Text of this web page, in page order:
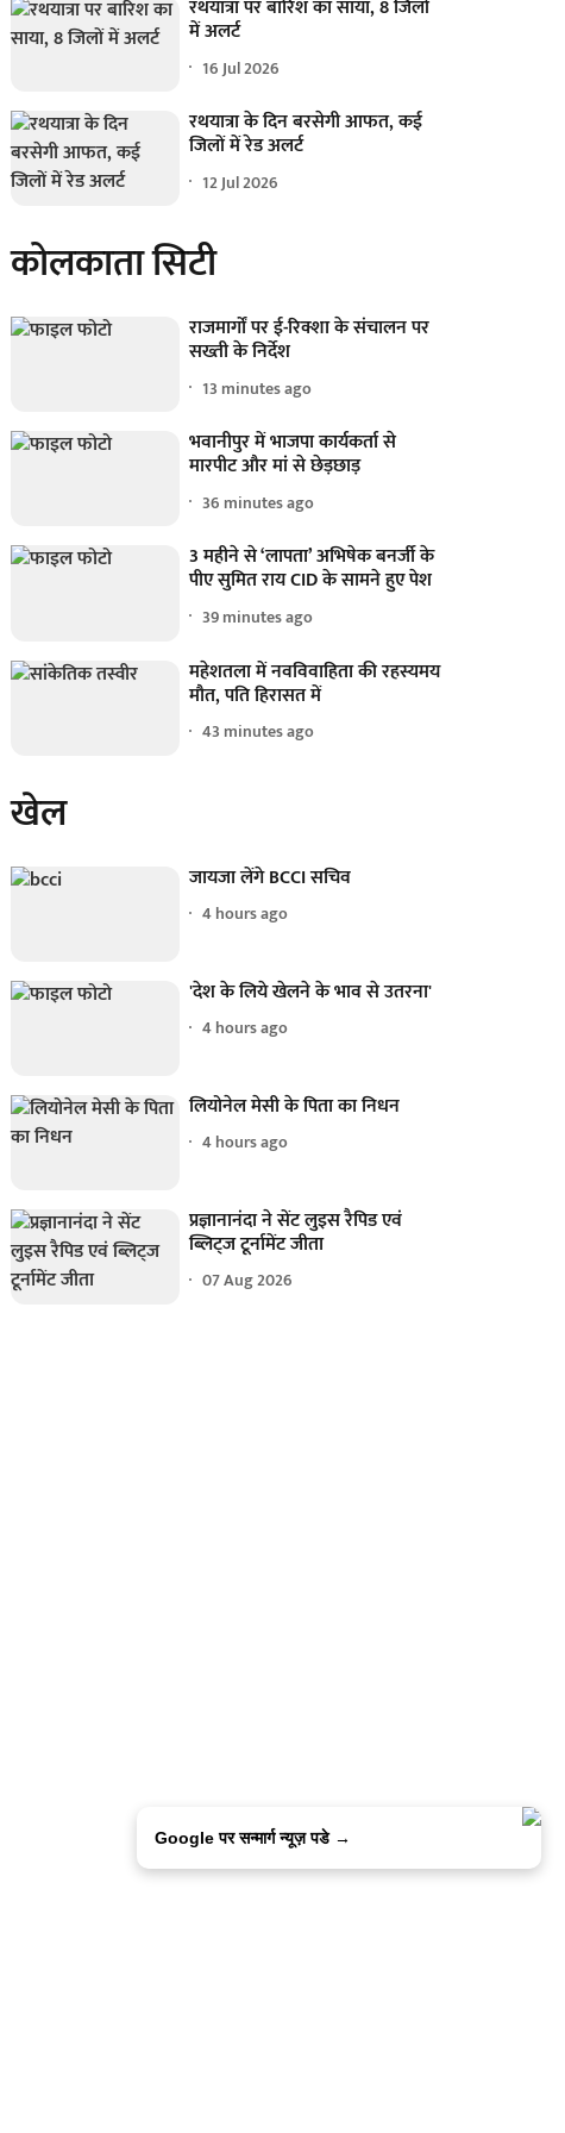
रथयात्रा पर बारिश का साया, 8 जिलों
में अलर्ट
16 Jul 2026
रथयात्रा के दिन बरसेगी आफत, कई
जिलों में रेड अलर्ट
12 Jul 2026
कोलकाता सिटी
राजमार्गों पर ई-रिक्शा के संचालन पर
सख्ती के निर्देश
13 minutes ago
भवानीपुर में भाजपा कार्यकर्ता से
मारपीट और मां से छेड़छाड़
36 minutes ago
3 महीने से ‘लापता’ अभिषेक बनर्जी के
पीए सुमित राय CID के सामने हुए पेश
39 minutes ago
महेशतला में नवविवाहिता की रहस्यमय
मौत, पति हिरासत में
43 minutes ago
खेल
जायजा लेंगे BCCI सचिव
4 hours ago
'देश के लिये खेलने के भाव से उतरना'
4 hours ago
लियोनेल मेसी के पिता का निधन
4 hours ago
प्रज्ञानानंदा ने सेंट लुइस रैपिड एवं
ब्लिट्ज टूर्नामेंट जीता
07 Aug 2026
Google पर सन्मार्ग न्यूज़ पडे →